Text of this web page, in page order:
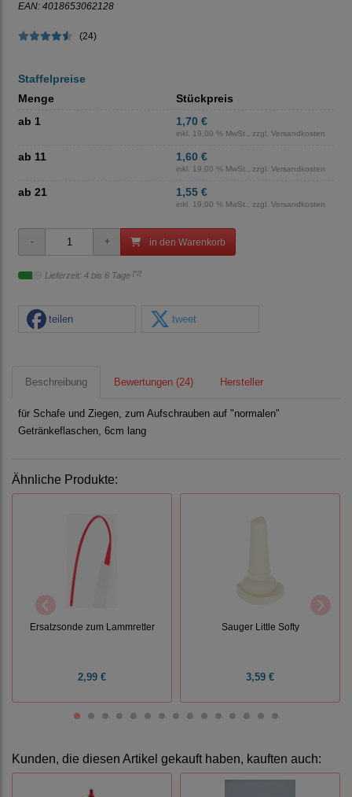
EAN: 4018653062128
(24)
Staffelpreise
Menge
Stückpreis
ab 1
1,70 €
inkl. 19,00 % MwSt., zzgl. Versandkosten
ab 11 1,60 €
inkl. 19,00 % MwSt., zzgl. Versandkosten
ab 21 1,55 €
inkl. 19,00 % MwSt., zzgl. Versandkosten
in den Warenkorb
Lieferzeit: 4 bis 6 Tage [*2]
teilen tweet
Beschreibung Bewertungen (24) Hersteller
für Schafe und Ziegen, zum Aufschrauben auf "normalen"
Getränkeflaschen, 6cm lang
Ähnliche Produkte:
Ersatzsonde zum Lammretter
2,99 €
Sauger Little Softy
3,59 €
Kunden, die diesen Artikel gekauft haben, kauften auch: